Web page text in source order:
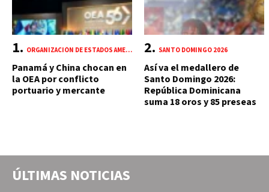
ORGANIZACIÓN DE ESTADOS AMERICANOS (OEA)
Panamá y China chocan en
la OEA por conflicto
portuario y mercante
SANTO DOMINGO 2026
Así va el medallero de
Santo Domingo 2026:
República Dominicana
suma 18 oros y 85 preseas
ÚLTIMAS NOTICIAS